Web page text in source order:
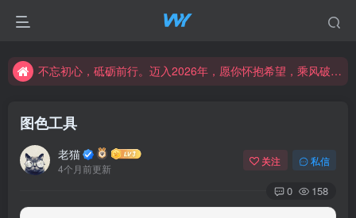
不忘初心，砥砺前行。迈入2026年，愿你怀抱希望，乘风破浪，书写属于自己的精彩篇章。新的一年，愿幸福与成功常伴左右，创造更加辉煌的未来！
不忘初心，砥砺前行。迈入2026年，愿你怀抱希望，乘风破浪，书写属于自己的精彩篇章。新的一年，愿幸福与成功常伴左右，创造更加辉煌的未来！
图色工具
老猫
4个月前更新
关注 私信
0 158